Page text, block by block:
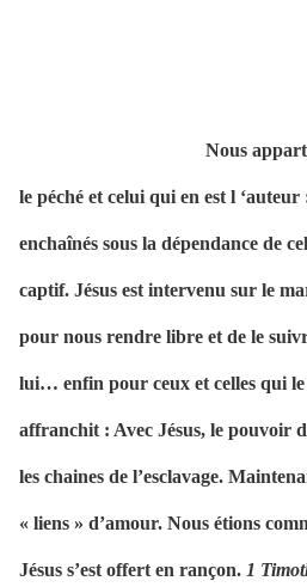
Nous
le péché et celui qui en est l
enchaînés sous la dépendance de
captif. Jésus est intervenu sur le
pour nous rendre libre et de le
lui… enfin pour ceux et celles qui
affranchit : Avec Jésus, le pouvoir
les chaines de l’esclavage.
« liens » d’amour. Nous étions
Jésus s’est offert en rançon. 1